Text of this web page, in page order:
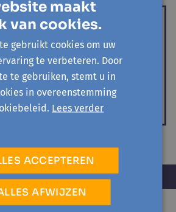
Limburg
Limburg Lagedrukgebied deden
'Maak je eigen slamgedicht' met
maakt
van cookies.
gebruikt cookies om uw
te verbeteren. Door
te gebruiken, stemt u in
in overeenstemming
Lees verder
ACCEPTEREN
AFWIJZEN